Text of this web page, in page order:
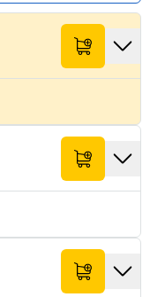
Epaisseur
µm]
Epaisseur
µm]